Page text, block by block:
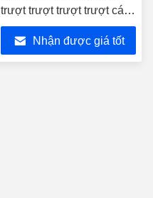
trượt trượt trượt trượt cát
trượt trượt trượt
Nhận được giá tốt